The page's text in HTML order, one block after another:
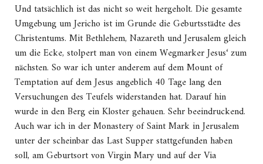
Und tatsächlich ist das nicht so weit hergeholt. Die gesamte
Umgebung um Jericho ist im Grunde die Geburtsstädte des
Christentums. Mit Bethlehem, Nazareth und Jerusalem gleich
um die Ecke, stolpert man von einem Wegmarker Jesus‘ zum
nächsten. So war ich unter anderem auf dem Mount of
Temptation auf dem Jesus angeblich 40 Tage lang den
Versuchungen des Teufels widerstanden hat. Darauf hin
wurde in den Berg ein Kloster gehauen. Sehr beeindruckend.
Auch war ich in der Monastery of Saint Mark in Jerusalem
unter der scheinbar das Last Supper stattgefunden haben
soll, am Geburtsort von Virgin Mary und auf der Via